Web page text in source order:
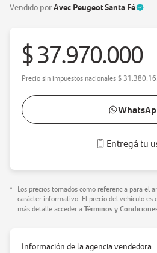
Vendido porAvec Peugeot Santa Fé
$ 37.970.000
Precio sin impuestos nacionales$
Entregá tu
* Los precios tomados como referencia para el
carácter informativo. El precio del vehículo es
más detalle acceder aTérminos y
Información de la agencia vendedora